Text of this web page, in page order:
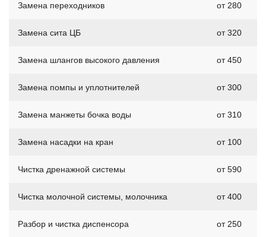
Замена переходников от 280
Замена сита ЦБ от 320
Замена шлангов высокого давления от 450
Замена помпы и уплотнителей от 300
Замена манжеты бочка воды от 310
Замена насадки на кран от 100
Чистка дренажной системы от 590
Чистка молочной системы, молочника от 400
Разбор и чистка диспенсора от 250